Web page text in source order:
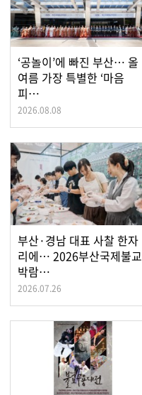
‘공놀이’에 빠진 부산… 올
여름 가장 특별한 ‘마음
피…
2026.08.08
부산·경남 대표 사찰 한자
리에… 2026부산국제불교
박람…
2026.07.26